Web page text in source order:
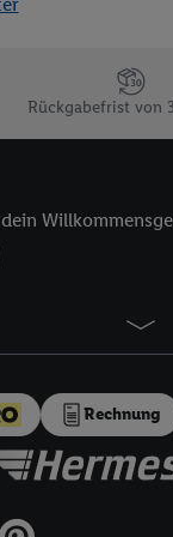
Rückgabefrist von
Rechnung
Zwecken unter
oder Partner
des Einsatzes des
und Fehlerbehebung,
aus
automatisch
Werbung.
der
Quellen.